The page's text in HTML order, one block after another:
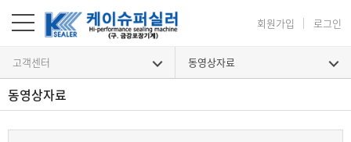
회원가입 로그인
고객센터 동영상자료
동영상자료
동영상자료